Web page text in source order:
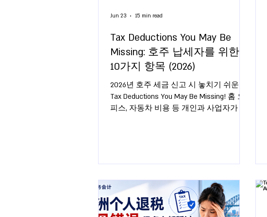
Tax Deductions You May Be
Missing: 호주 납세자를 위한
10가지 항목 (2026)
2026년 호주 세금 신고 시 놓치기 쉬운
Tax Deductions You May Be Missing! 홈 오
피스, 자동차 비용 등 개인과 사업자가 알
Jun 23 15 min read